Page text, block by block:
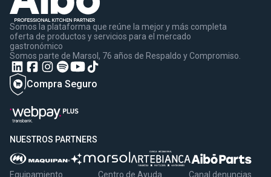
Somos la plataforma que reúne la mejor y más completa
oferta de productos y servicios para el mercado
gastronómico
Somos parte de Marsol, 76 años de Respaldo y Compromiso.
Compra Seguro
NUESTROS PARTNERS
Equipamiento Centro de Ayuda Canal denuncias